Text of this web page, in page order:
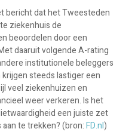
bericht dat het Tweesteden
ziekenhuis de
beoordelen door een
daaruit volgende A-rating
institutionele beleggers
steeds lastiger een
veel ziekenhuizen en
weer verkeren. Is het
een juiste zet
te trekken? (bron:FD.nl)